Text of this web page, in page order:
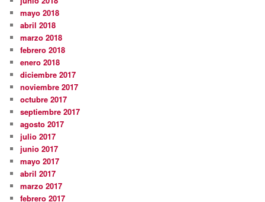
mayo 2018
abril 2018
marzo 2018
febrero 2018
enero 2018
diciembre 2017
noviembre 2017
octubre 2017
septiembre 2017
agosto 2017
julio 2017
junio 2017
mayo 2017
abril 2017
marzo 2017
febrero 2017